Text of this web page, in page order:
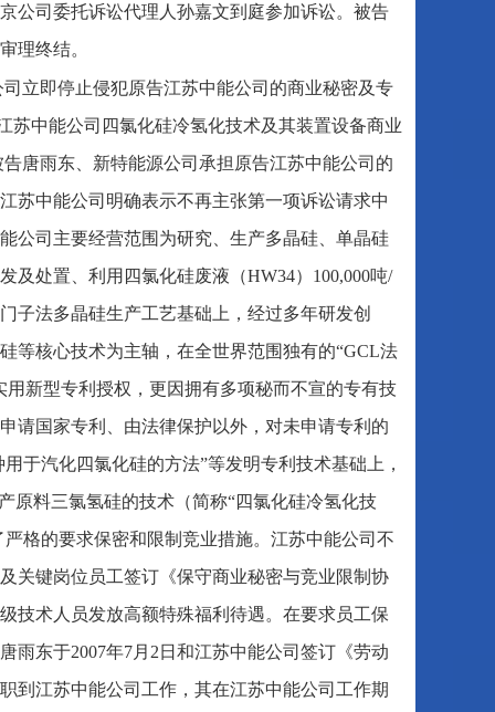
公司委托诉讼代理人孙嘉文到庭参加诉讼。被告
理终结。
立即停止侵犯原告江苏中能公司的商业秘密及专
苏中能公司四氯化硅冷氢化技术及其装置设备商业
唐雨东、新特能源公司承担原告江苏中能公司的
苏中能公司明确表示不再主张第一项诉讼请求中
公司主要经营范围为研究、生产多晶硅、单晶硅
及处置、利用四氯化硅废液（HW34）100,000吨/
子法多晶硅生产工艺基础上，经过多年研发创
等核心技术为主轴，在全世界范围独有的“GCL法
新型专利授权，更因拥有多项秘而不宣的专有技
请国家专利、由法律保护以外，对未申请专利的
于汽化四氯化硅的方法”等发明专利技术基础上，
原料三氯氢硅的技术（简称“四氯化硅冷氢化技
格的要求保密和限制竞业措施。江苏中能公司不
关键岗位员工签订《保守商业秘密与竞业限制协
技术人员发放高额特殊福利待遇。在要求员工保
雨东于2007年7月2日和江苏中能公司签订《劳动
到江苏中能公司工作，其在江苏中能公司工作期